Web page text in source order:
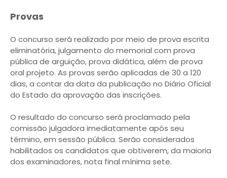
Provas
O concurso será realizado por meio de prova escrita
eliminatória, julgamento do memorial com prova
pública de arguição, prova didática, além de prova
oral projeto. As provas serão aplicadas de 30 a 120
dias, a contar da data da publicação no Diário Oficial
do Estado da aprovação das inscrições.
O resultado do concurso será proclamado pela
comissão julgadora imediatamente após seu
término, em sessão pública. Serão considerados
habilitados os candidatos que obtiverem, da maioria
dos examinadores, nota final mínima sete.